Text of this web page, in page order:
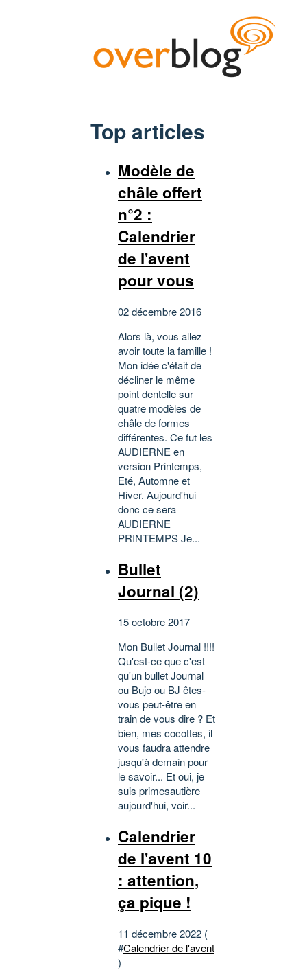
Top articles
Modèle de
châle offert
n°2 :
Calendrier
de l'avent
pour vous
02 décembre 2016
Alors là, vous allez
avoir toute la famille !
Mon idée c'était de
décliner le même
point dentelle sur
quatre modèles de
châle de formes
différentes. Ce fut les
AUDIERNE en
version Printemps,
Eté, Automne et
Hiver. Aujourd'hui
donc ce sera
AUDIERNE
PRINTEMPS Je...
Bullet
Journal (2)
15 octobre 2017
Mon Bullet Journal !!!!
Qu'est-ce que c'est
qu'un bullet Journal
ou Bujo ou BJ êtes-
vous peut-être en
train de vous dire ? Et
bien, mes cocottes, il
vous faudra attendre
jusqu'à demain pour
le savoir... Et oui, je
suis primesautière
aujourd'hui, voir...
Calendrier
de l'avent 10
: attention,
ça pique !
11 décembre 2022 (
#Calendrier de l'avent
)